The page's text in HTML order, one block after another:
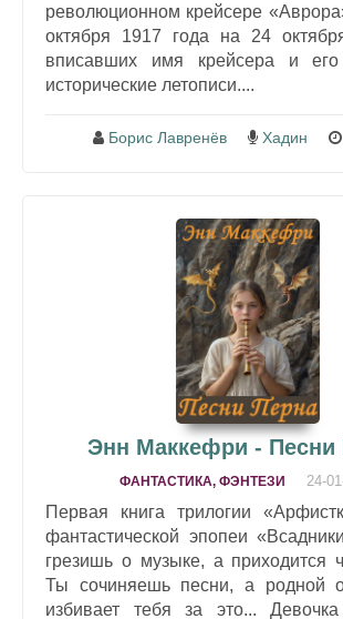
революционном крейсере
октября 1917 года на 24
вписавших имя крейсера и
исторические летописи....
Борис Лавренёв Хадин
Энн Маккефри - Песни
ФАНТАСТИКА, ФЭНТЕЗИ 24-
Первая книга трилогии
фантастической эпопеи
грезишь о музыке, а приходится
Ты сочиняешь песни, а родной
избивает тебя за это...